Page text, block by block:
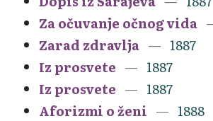
Za očuvanje očnog vida
Zarad zdravlja
1887
Iz prosvete
1887
Iz prosvete
1887
Aforizmi o ženi
1888